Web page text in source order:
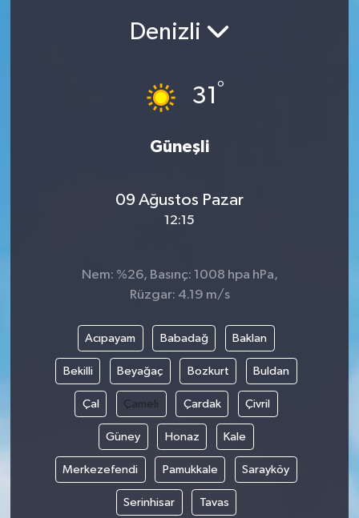
Denizli
31 °
Güneşli
09 Ağustos Pazar
12:15
Nem: %26, Basınç: 1008 hpa hPa,
Rüzgar: 4.19 m/s
Acıpayam Babadağ Baklan
Bekilli Beyağaç Bozkurt Buldan
Çal Çameli Çardak Çivril
Güney Honaz Kale
Merkezefendi Pamukkale Sarayköy
Serinhisar Tavas